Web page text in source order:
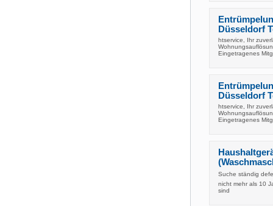
Düsseldorf
htservice, Ihr
Eingetragenes
Düsseldorf
htservice, Ihr
Eingetragenes
Suche ständig
nicht mehr als 10
sind